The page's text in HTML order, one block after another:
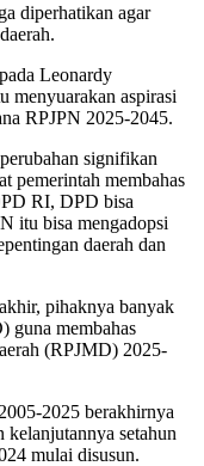
diperhatikan agar
Leonardy
menyuarakan aspirasi
RPJPN 2025-2045.
signifikan
pemerintah membahas
RI, DPD bisa
itu bisa mengadopsi
daerah dan
pihaknya banyak
guna membahas
(RPJMD) 2025-
2025 berakhirnya
setahun
mulai disusun.